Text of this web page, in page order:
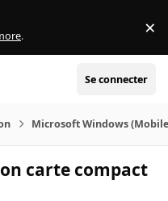
. ×
Se connecter
Microsoft Windows
carte compact